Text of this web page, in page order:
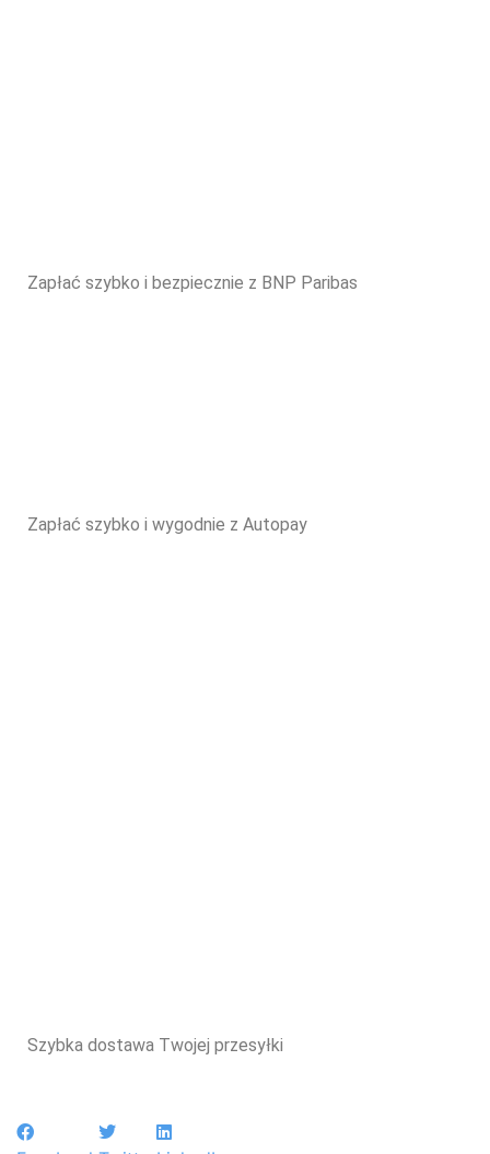
Zapłać szybko i bezpiecznie z BNP Paribas
Zapłać szybko i wygodnie z Autopay
Szybka dostawa Twojej przesyłki